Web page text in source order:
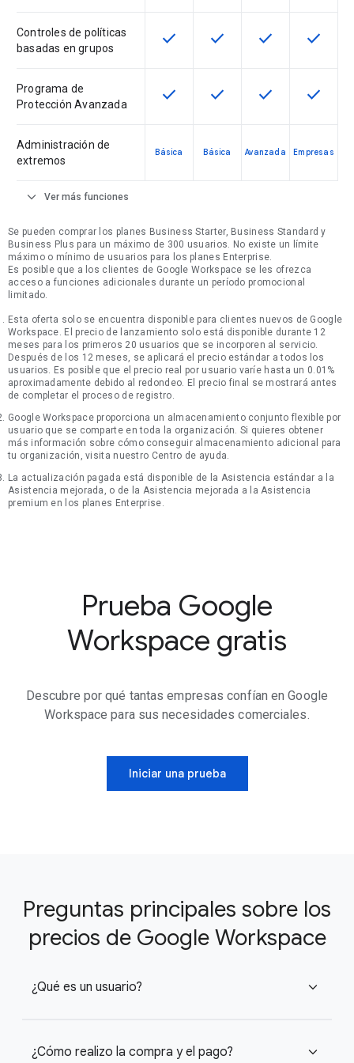
Controles de políticas
basadas en grupos
Esta función está disponible en
check Esta función está
check Esta función
check Esta
check
Programa de
Protección Avanzada
Esta función está disponible en
check Esta función está
check Esta función
check Esta
check
Administración de
extremos
Básica Básica Avanzada Empresas
expand_more Ver más funciones
Se pueden comprar los planes Business Starter, Business Standard y
Business Plus para un máximo de 300 usuarios. No existe un límite
máximo o mínimo de usuarios para los planes Enterprise.
Es posible que a los clientes de Google Workspace se les ofrezca
acceso a funciones adicionales durante un período promocional
limitado.
Esta oferta solo se encuentra disponible para clientes nuevos de Google
Workspace. El precio de lanzamiento solo está disponible durante 12
meses para los primeros 20 usuarios que se incorporen al servicio.
Después de los 12 meses, se aplicará el precio estándar a todos los
usuarios. Es posible que el precio real por usuario varíe hasta un 0.01%
aproximadamente debido al redondeo. El precio final se mostrará antes
de completar el proceso de registro.
Google Workspace proporciona un almacenamiento conjunto flexible por
usuario que se comparte en toda la organización. Si quieres obtener
más información sobre cómo conseguir almacenamiento adicional para
tu organización, visita nuestro Centro de ayuda.
La actualización pagada está disponible de la Asistencia estándar a la
Asistencia mejorada, o de la Asistencia mejorada a la Asistencia
premium en los planes Enterprise.
Prueba Google
Workspace gratis
Descubre por qué tantas empresas confían en Google
Workspace para sus necesidades comerciales.
Iniciar una prueba
Preguntas principales sobre los
precios de Google Workspace
¿Qué es un usuario? expand_more
¿Cómo realizo la compra y el pago? expand_more